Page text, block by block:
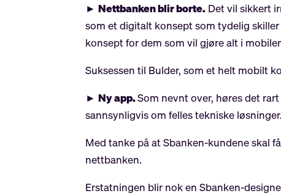
►Nettbanken blir borte. Det vil sikkert
som et digitalt konsept som tydelig
konsept for dem som vil gjøre alt i
Suksessen til Bulder, som et helt mobilt
►Ny app.Som nevnt over, høres det
sannsynligvis om felles tekniske
Med tanke på at Sbanken-kundene skal
nettbanken.
Erstatningen blir nok en Sbanken-